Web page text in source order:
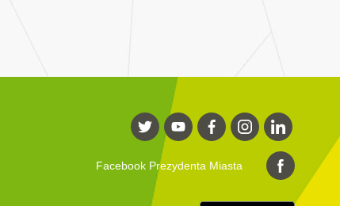
Facebook Prezydenta Miasta